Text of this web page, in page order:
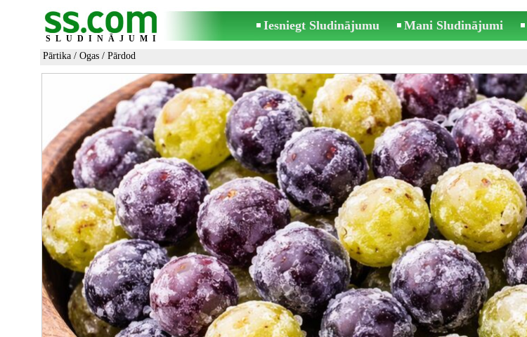
SLUDINĀJUMI
Iesniegt Sludinājumu Mani Sludinājumi
Pārtika / Ogas / Pārdod